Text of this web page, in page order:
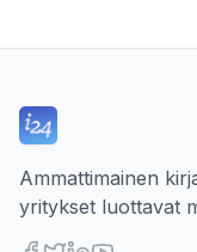
Ammattimainen
yritykset luottavat